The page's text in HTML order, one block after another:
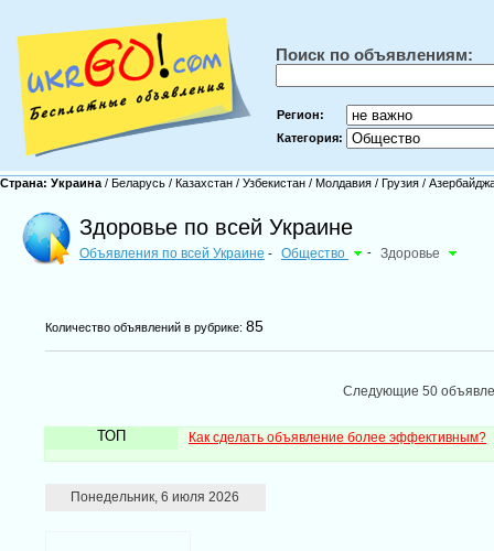
Поиск по объявлениям:
Регион:
Категория:
Страна: Украина / Беларусь / Казахстан / Узбекистан / Молдавия / Грузия /
Здоровье по всей Украине
Объявления по всей Украине - Общество - Здоровье
Количество объявлений в рубрике: 85
Следующие 50
ТОП Как сделать объявление более эффективным?
Понедельник, 6 июля 2026